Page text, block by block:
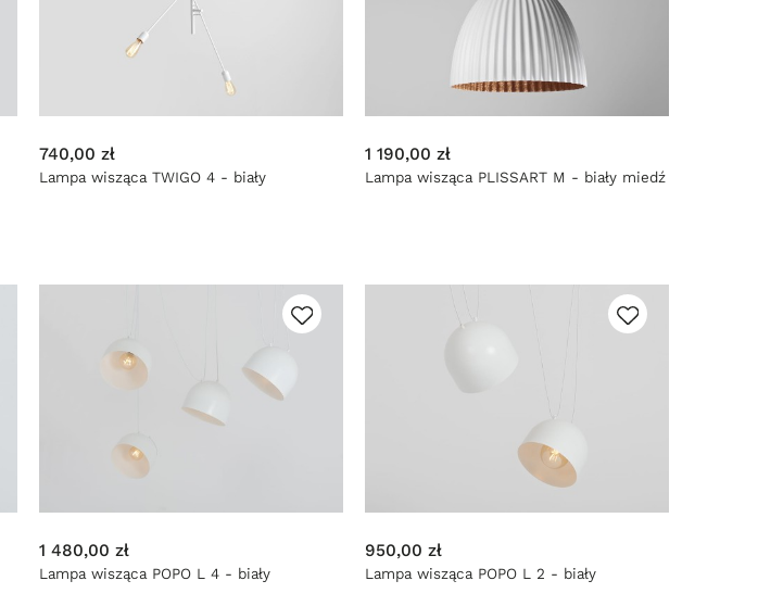
740,00 zł
Lampa wisząca TWIGO 4 - biały
1 190,00 zł
Lampa wisząca PLISSART M - biały miedź
1 480,00 zł
Lampa wisząca POPO L 4 - biały
950,00 zł
Lampa wisząca POPO L 2 - biały